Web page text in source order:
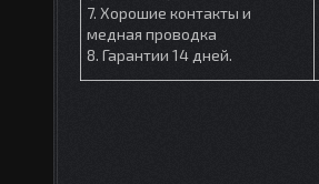
7. Хорошие контакты и
медная проводка
8. Гарантии 14 дней.